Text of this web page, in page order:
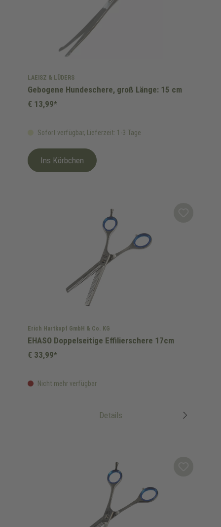
LAEISZ & LÜDERS
Gebogene Hundeschere, groß Länge: 15 cm
Sofort verfügbar, Lieferzeit: 1-3 Tage
€ 13,99*
Ins Körbchen
Erich Hartkopf GmbH & Co. KG
EHASO Doppelseitige Effilierschere 17cm
Nicht mehr verfügbar
€ 33,99*
Details